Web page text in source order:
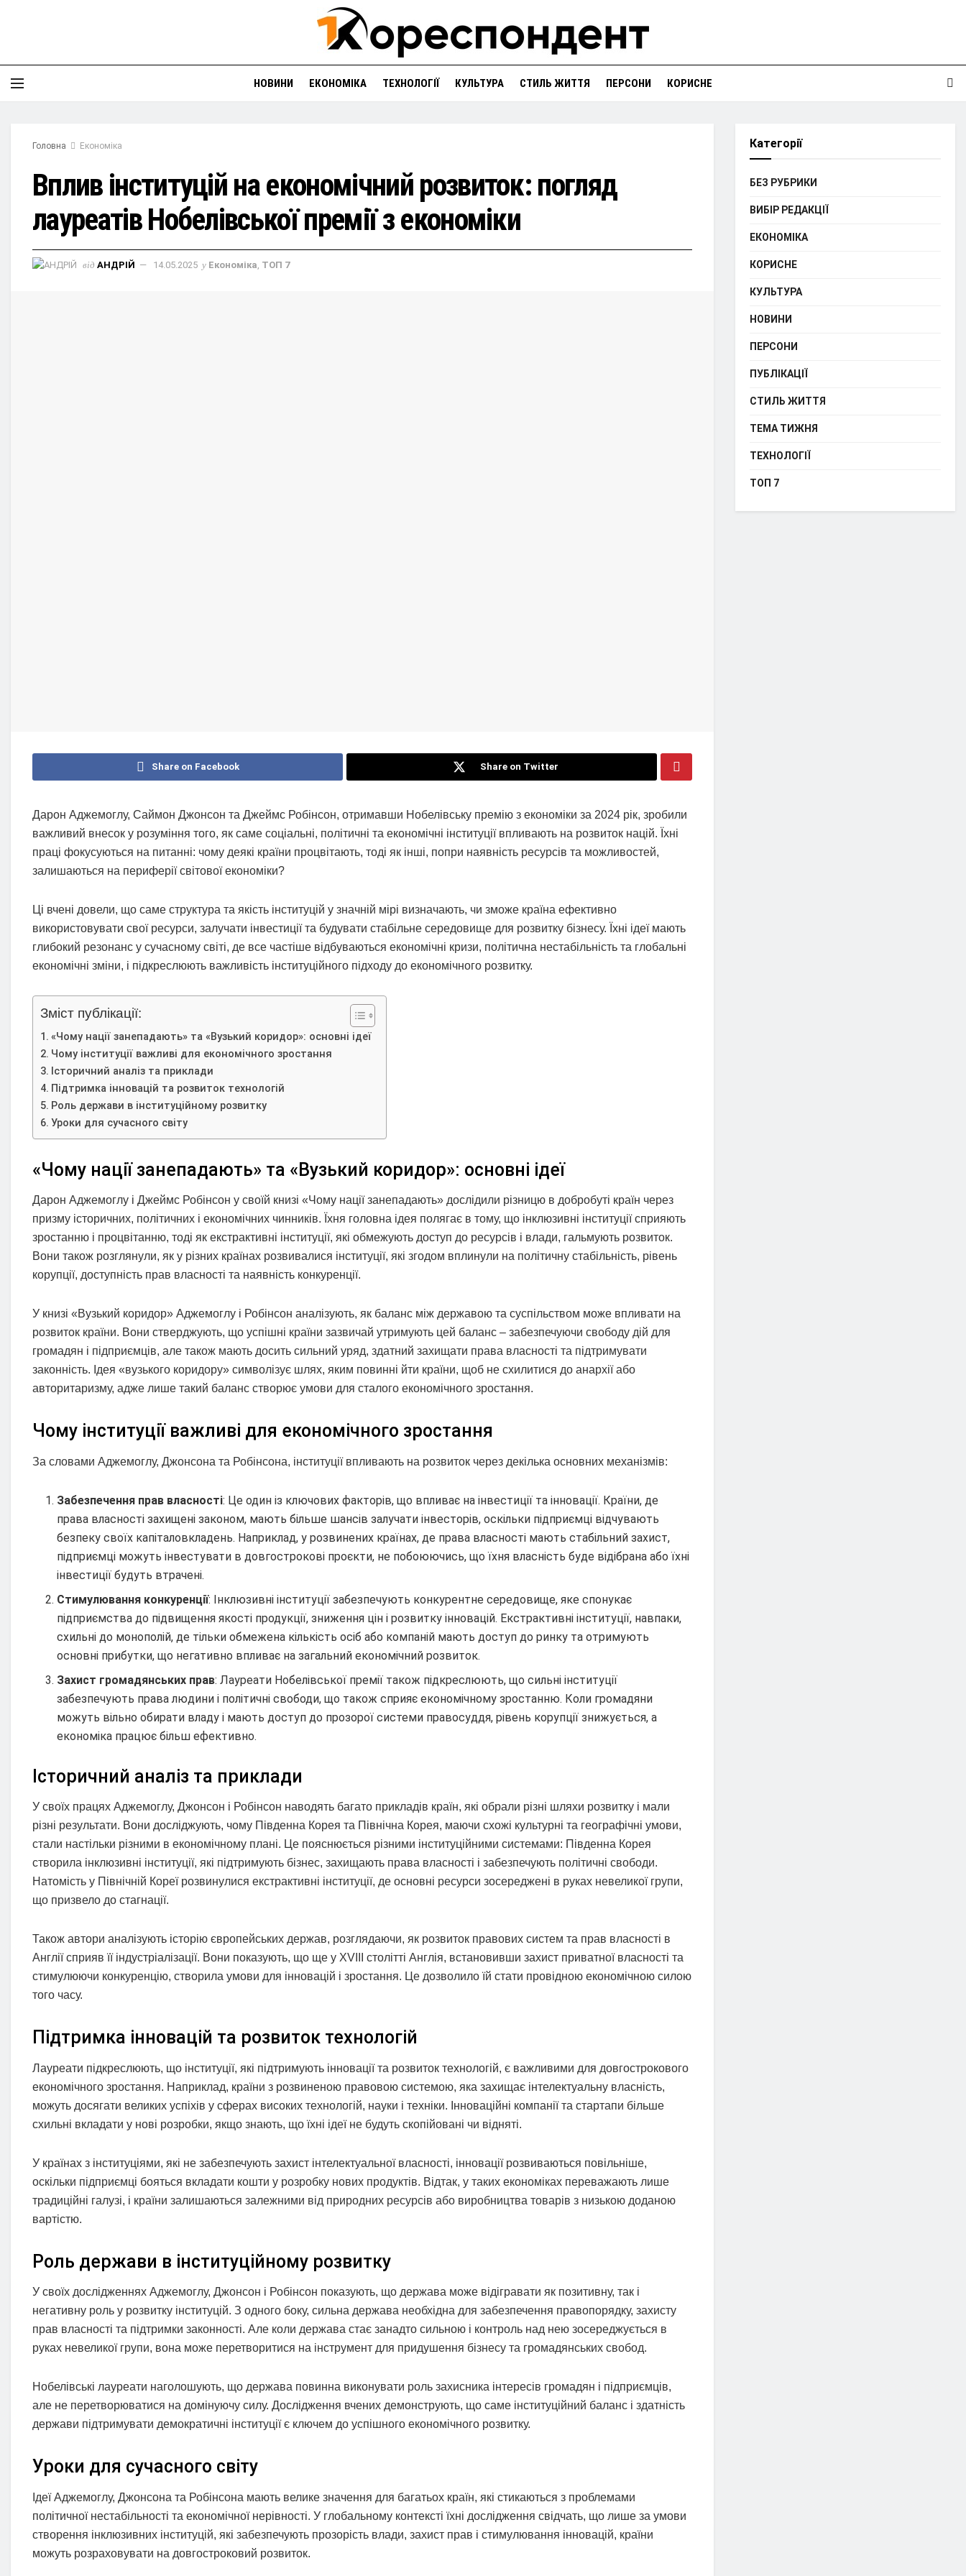
НОВИНИ ЕКОНОМІКА ТЕХНОЛОГІЇ КУЛЬТУРА СТИЛЬ ЖИТТЯ ПЕРСОНИ КОРИСНЕ
Головна Економіка
Вплив інституцій на економічний розвиток: погляд
лауреатів Нобелівської премії з економіки
від АНДРІЙ 14.05.2025 у Економіка ТОП 7
Share on Facebook Share on Twitter
Дарон Аджемоглу, Саймон Джонсон та Джеймс Робінсон, отримавши Нобелівську премію з економіки за 2024 рік, зробили
важливий внесок у розуміння того, як саме соціальні, політичні та економічні інституції впливають на розвиток націй. Їхні
праці фокусуються на питанні: чому деякі країни процвітають, тоді як інші, попри наявність ресурсів та можливостей,
залишаються на периферії світової економіки?
Ці вчені довели, що саме структура та якість інституцій у значній мірі визначають, чи зможе країна ефективно
використовувати свої ресурси, залучати інвестиції та будувати стабільне середовище для розвитку бізнесу. Їхні ідеї мають
глибокий резонанс у сучасному світі, де все частіше відбуваються економічні кризи, політична нестабільність та глобальні
економічні зміни, і підкреслюють важливість інституційного підходу до економічного розвитку.
Зміст публікації:
«Чому нації занепадають» та «Вузький коридор»: основні ідеї
Чому інституції важливі для економічного зростання
Історичний аналіз та приклади
Підтримка інновацій та розвиток технологій
Роль держави в інституційному розвитку
Уроки для сучасного світу
«Чому нації занепадають» та «Вузький коридор»: основні ідеї
Дарон Аджемоглу і Джеймс Робінсон у своїй книзі «Чому нації занепадають» дослідили різницю в добробуті країн через
призму історичних, політичних і економічних чинників. Їхня головна ідея полягає в тому, що інклюзивні інституції сприяють
зростанню і процвітанню, тоді як екстрактивні інституції, які обмежують доступ до ресурсів і влади, гальмують розвиток.
Вони також розглянули, як у різних країнах розвивалися інституції, які згодом вплинули на політичну стабільність, рівень
корупції, доступність прав власності та наявність конкуренції.
У книзі «Вузький коридор» Аджемоглу і Робінсон аналізують, як баланс між державою та суспільством може впливати на
розвиток країни. Вони стверджують, що успішні країни зазвичай утримують цей баланс – забезпечуючи свободу дій для
громадян і підприємців, але також мають досить сильний уряд, здатний захищати права власності та підтримувати
законність. Ідея «вузького коридору» символізує шлях, яким повинні йти країни, щоб не схилитися до анархії або
авторитаризму, адже лише такий баланс створює умови для сталого економічного зростання.
Чому інституції важливі для економічного зростання
За словами Аджемоглу, Джонсона та Робінсона, інституції впливають на розвиток через декілька основних механізмів:
Забезпечення прав власності: Це один із ключових факторів, що впливає на інвестиції та інновації. Країни, де
права власності захищені законом, мають більше шансів залучати інвесторів, оскільки підприємці відчувають
безпеку своїх капіталовкладень. Наприклад, у розвинених країнах, де права власності мають стабільний захист,
підприємці можуть інвестувати в довгострокові проєкти, не побоюючись, що їхня власність буде відібрана або їхні
інвестиції будуть втрачені.
Стимулювання конкуренції: Інклюзивні інституції забезпечують конкурентне середовище, яке спонукає
підприємства до підвищення якості продукції, зниження цін і розвитку інновацій. Екстрактивні інституції, навпаки,
схильні до монополій, де тільки обмежена кількість осіб або компаній мають доступ до ринку та отримують
основні прибутки, що негативно впливає на загальний економічний розвиток.
Захист громадянських прав: Лауреати Нобелівської премії також підкреслюють, що сильні інституції
забезпечують права людини і політичні свободи, що також сприяє економічному зростанню. Коли громадяни
можуть вільно обирати владу і мають доступ до прозорої системи правосуддя, рівень корупції знижується, а
економіка працює більш ефективно.
Історичний аналіз та приклади
У своїх працях Аджемоглу, Джонсон і Робінсон наводять багато прикладів країн, які обрали різні шляхи розвитку і мали
різні результати. Вони досліджують, чому Південна Корея та Північна Корея, маючи схожі культурні та географічні умови,
стали настільки різними в економічному плані. Це пояснюється різними інституційними системами: Південна Корея
створила інклюзивні інституції, які підтримують бізнес, захищають права власності і забезпечують політичні свободи.
Натомість у Північній Кореї розвинулися екстрактивні інституції, де основні ресурси зосереджені в руках невеликої групи,
що призвело до стагнації.
Також автори аналізують історію європейських держав, розглядаючи, як розвиток правових систем та прав власності в
Англії сприяв її індустріалізації. Вони показують, що ще у XVIII столітті Англія, встановивши захист приватної власності та
стимулюючи конкуренцію, створила умови для інновацій і зростання. Це дозволило їй стати провідною економічною силою
того часу.
Підтримка інновацій та розвиток технологій
Лауреати підкреслюють, що інституції, які підтримують інновації та розвиток технологій, є важливими для довгострокового
економічного зростання. Наприклад, країни з розвиненою правовою системою, яка захищає інтелектуальну власність,
можуть досягати великих успіхів у сферах високих технологій, науки і техніки. Інноваційні компанії та стартапи більше
схильні вкладати у нові розробки, якщо знають, що їхні ідеї не будуть скопійовані чи відняті.
У країнах з інституціями, які не забезпечують захист інтелектуальної власності, інновації розвиваються повільніше,
оскільки підприємці бояться вкладати кошти у розробку нових продуктів. Відтак, у таких економіках переважають лише
традиційні галузі, і країни залишаються залежними від природних ресурсів або виробництва товарів з низькою доданою
вартістю.
Роль держави в інституційному розвитку
У своїх дослідженнях Аджемоглу, Джонсон і Робінсон показують, що держава може відігравати як позитивну, так і
негативну роль у розвитку інституцій. З одного боку, сильна держава необхідна для забезпечення правопорядку, захисту
прав власності та підтримки законності. Але коли держава стає занадто сильною і контроль над нею зосереджується в
руках невеликої групи, вона може перетворитися на інструмент для придушення бізнесу та громадянських свобод.
Нобелівські лауреати наголошують, що держава повинна виконувати роль захисника інтересів громадян і підприємців,
але не перетворюватися на домінуючу силу. Дослідження вчених демонструють, що саме інституційний баланс і здатність
держави підтримувати демократичні інституції є ключем до успішного економічного розвитку.
Уроки для сучасного світу
Ідеї Аджемоглу, Джонсона та Робінсона мають велике значення для багатьох країн, які стикаються з проблемами
політичної нестабільності та економічної нерівності. У глобальному контексті їхні дослідження свідчать, що лише за умови
створення інклюзивних інституцій, які забезпечують прозорість влади, захист прав і стимулювання інновацій, країни
можуть розраховувати на довгостроковий розвиток.
Категорії
БЕЗ РУБРИКИ
ВИБІР РЕДАКЦІЇ
ЕКОНОМІКА
КОРИСНЕ
КУЛЬТУРА
НОВИНИ
ПЕРСОНИ
ПУБЛІКАЦІЇ
СТИЛЬ ЖИТТЯ
ТЕМА ТИЖНЯ
ТЕХНОЛОГІЇ
ТОП 7